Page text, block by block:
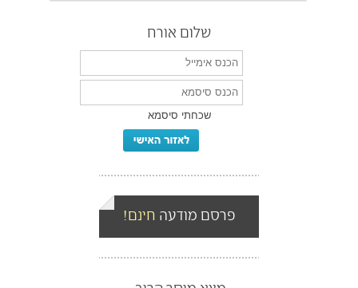
שלום אורח
שכחתי סיסמא
פרסם מודעה חינם!